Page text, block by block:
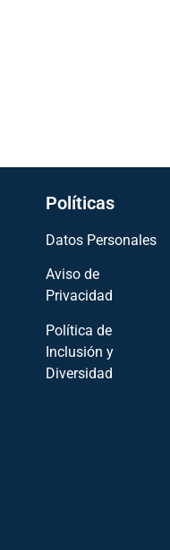
Políticas
Datos Personales
Aviso de
Privacidad
Política de
Inclusión y
Diversidad